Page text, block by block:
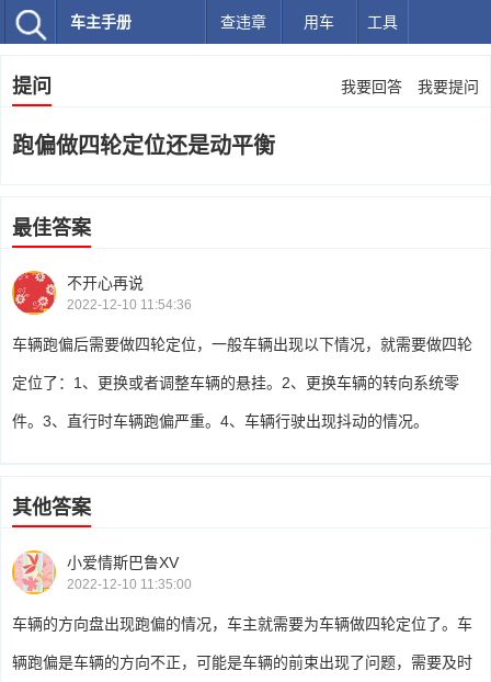
车主手册 查违章 用车 工具
提问 我要回答 我要提问
跑偏做四轮定位还是动平衡
最佳答案
不开心再说
2022-12-10 11:54:36
车辆跑偏后需要做四轮定位，一般车辆出现以下情况，就需要做四轮
定位了：1、更换或者调整车辆的悬挂。2、更换车辆的转向系统零
件。3、直行时车辆跑偏严重。4、车辆行驶出现抖动的情况。
其他答案
小爱情斯巴鲁XV
2022-12-10 11:35:00
车辆的方向盘出现跑偏的情况，车主就需要为车辆做四轮定位了。车
辆跑偏是车辆的方向不正，可能是车辆的前束出现了问题，需要及时